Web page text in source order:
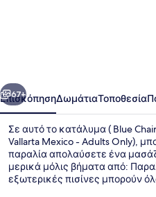
Vallarta
Mexico
Adults
Only
Επόμενο
67+
ΕπισκόπησηΔωμάτιαΤοποθεσία
Σε αυτό το κατάλυμα ( Blue
Vallarta Mexico - Adults Only),
παραλία απολαύσετε ένα
μερικά μόλις βήματα από:
εξωτερικές πισίνες μπορούν